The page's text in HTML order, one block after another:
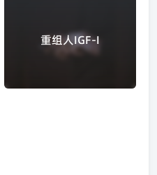
重组人IGF-I